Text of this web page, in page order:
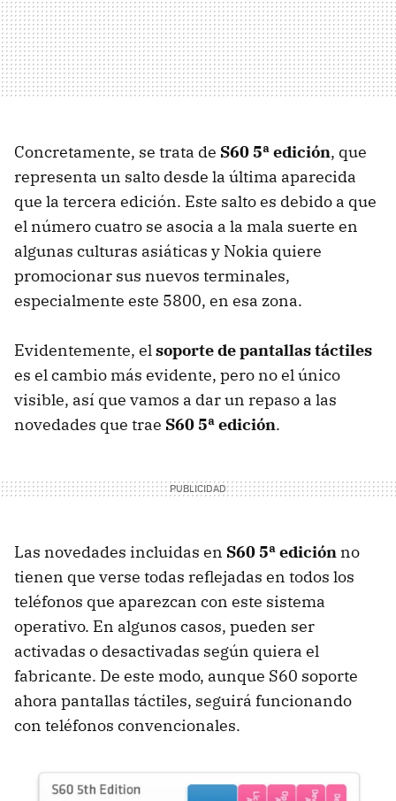
Concretamente, se trata de S60 5ª edición, que
representa un salto desde la última aparecida
que la tercera edición. Este salto es debido a que
el número cuatro se asocia a la mala suerte en
algunas culturas asiáticas y Nokia quiere
promocionar sus nuevos terminales,
especialmente este 5800, en esa zona.
Evidentemente, elsoporte de pantallas táctiles
es el cambio más evidente, pero no el único
visible, así que vamos a dar un repaso a las
novedades que trae S60 5ª edición.
Las novedades incluidas en S60 5ª edición no
tienen que verse todas reflejadas en todos los
teléfonos que aparezcan con este sistema
operativo. En algunos casos, pueden ser
activadas o desactivadas según quiera el
fabricante. De este modo, aunque S60 soporte
ahora pantallas táctiles, seguirá funcionando
con teléfonos convencionales.